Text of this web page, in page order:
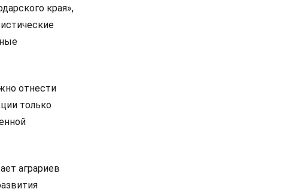
края»,
отнести
только
аграриев